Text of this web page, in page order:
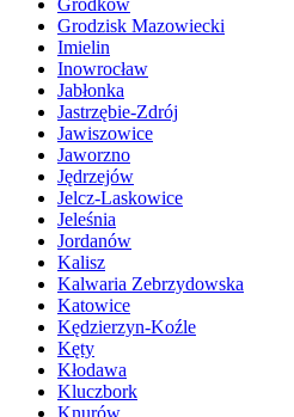
Grodzisk Mazowiecki
Imielin
Inowrocław
Jabłonka
Jastrzębie-Zdrój
Jawiszowice
Jaworzno
Jędrzejów
Jelcz-Laskowice
Jeleśnia
Jordanów
Kalisz
Kalwaria Zebrzydowska
Katowice
Kędzierzyn-Koźle
Kęty
Kłodawa
Kluczbork
Knurów